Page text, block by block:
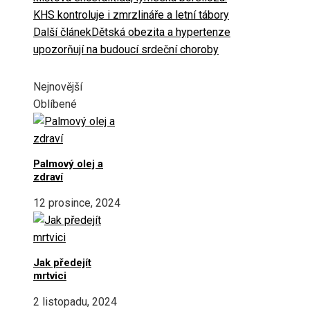
KHS kontroluje i zmrzlináře a letní tábory
Další článekDětská obezita a hypertenze
upozorňují na budoucí srdeční choroby
Nejnovější
Oblíbené
Palmový olej a
zdraví
12 prosince, 2024
Jak předejít
mrtvici
2 listopadu, 2024